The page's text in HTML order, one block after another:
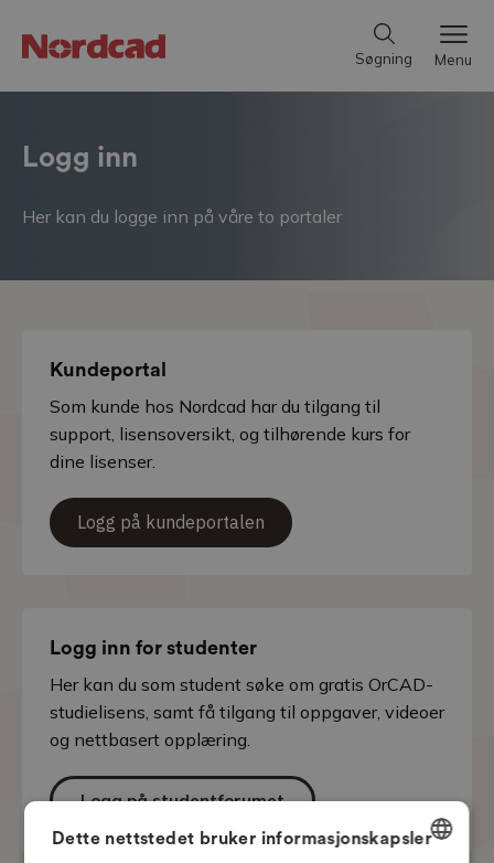
Søgning Menu
Logg inn
Her kan du logge inn på våre to portaler
Kundeportal
Som kunde hos Nordcad har du tilgang til
support, lisensoversikt, og tilhørende kurs for
dine lisenser.
Logg på kundeportalen
Logg inn for studenter
Her kan du som student søke om gratis OrCAD-
studielisens, samt få tilgang til oppgaver, videoer
og nettbasert opplæring.
Logg på studentforumet
Dette nettstedet bruker informasjonskapsler